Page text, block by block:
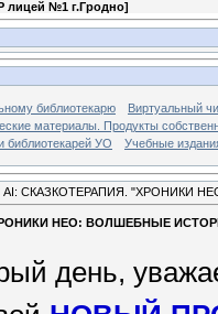
№1 г.Гродно]
библиотекарю
Виртуальный
материалы. Продукты
библиотекарей УО
Учебные
СКАЗКОТЕРАПИЯ. "ХРОНИКИ
НЕО: ВОЛШЕБНЫЕ
день,